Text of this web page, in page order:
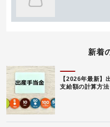
新着
【2026年最新】
支給額の計算方